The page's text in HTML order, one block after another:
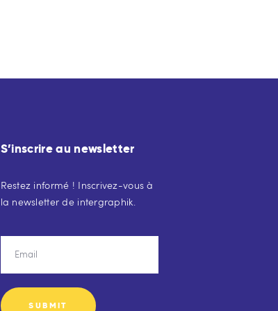
S’inscrire au newsletter
Restez informé ! Inscrivez-vous à
la newsletter de intergraphik.